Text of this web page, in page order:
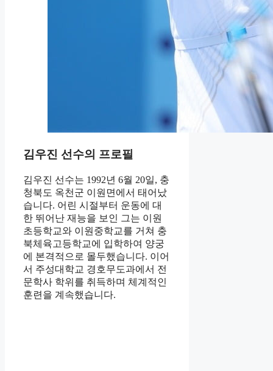
김우진 선수의 프로필
김우진 선수는 1992년 6월 20일, 충
청북도 옥천군 이원면에서 태어났
습니다. 어린 시절부터 운동에 대
한 뛰어난 재능을 보인 그는 이원
초등학교와 이원중학교를 거쳐 충
북체육고등학교에 입학하여 양궁
에 본격적으로 몰두했습니다. 이어
서 주성대학교 경호무도과에서 전
문학사 학위를 취득하며 체계적인
훈련을 계속했습니다.